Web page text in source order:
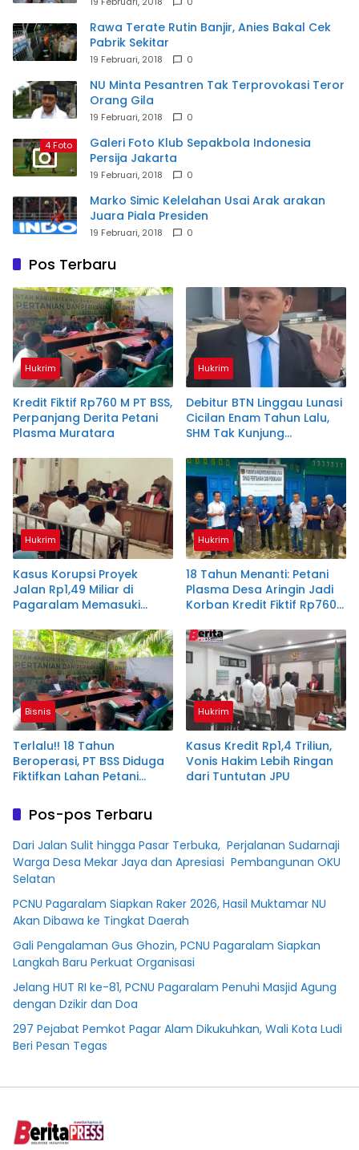
Rawa Terate Rutin Banjir, Anies Bakal Cek
Pabrik Sekitar
19 Februari, 2018 0
NU Minta Pesantren Tak Terprovokasi Teror
Orang Gila
19 Februari, 2018 0
4 Foto
Galeri Foto Klub Sepakbola Indonesia
Persija Jakarta
19 Februari, 2018 0
Marko Simic Kelelahan Usai Arak arakan
Juara Piala Presiden
19 Februari, 2018 0
Pos Terbaru
Hukrim
Kredit Fiktif Rp760 M PT BSS,
Perpanjang Derita Petani
Plasma Muratara
Hukrim
Debitur BTN Linggau Lunasi
Cicilan Enam Tahun Lalu,
SHM Tak Kunjung
Hukrim
Kasus Korupsi Proyek
Jalan Rp1,49 Miliar di
Pagaralam Memasuki
Terdakwa Dituntut 2,5
Tahun Penjara
Hukrim
18 Tahun Menanti: Petani
Plasma Desa Aringin Jadi
Korban Kredit Fiktif Rp760
Bisnis
Terlalu!! 18 Tahun
Beroperasi, PT BSS Diduga
Fiktifkan Lahan Petani
Hukrim
Kasus Kredit Rp1,4 Triliun,
Vonis Hakim Lebih Ringan
dari Tuntutan JPU
Pos-pos Terbaru
Dari Jalan Sulit hingga Pasar Terbuka, Perjalanan Sudarnaji
Warga Desa Mekar Jaya dan Apresiasi Pembangunan OKU
Selatan
PCNU Pagaralam Siapkan Raker 2026, Hasil Muktamar NU
Akan Dibawa ke Tingkat Daerah
Gali Pengalaman Gus Ghozin, PCNU Pagaralam Siapkan
Langkah Baru Perkuat Organisasi
Jelang HUT RI ke-81, PCNU Pagaralam Penuhi Masjid Agung
dengan Dzikir dan Doa
297 Pejabat Pemkot Pagar Alam Dikukuhkan, Wali Kota Ludi
Beri Pesan Tegas